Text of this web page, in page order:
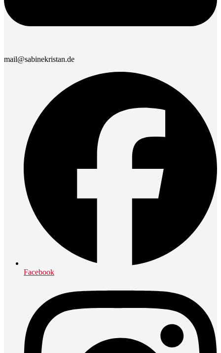
mail@sabinekristan.de
Facebook